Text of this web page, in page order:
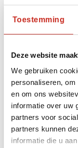
Toestemming
Deze website
We gebruiken
personaliseren,
en om ons
informatie over uw
partners voor
partners kunnen
informatie die u
Tadzjikistan,
€85 per